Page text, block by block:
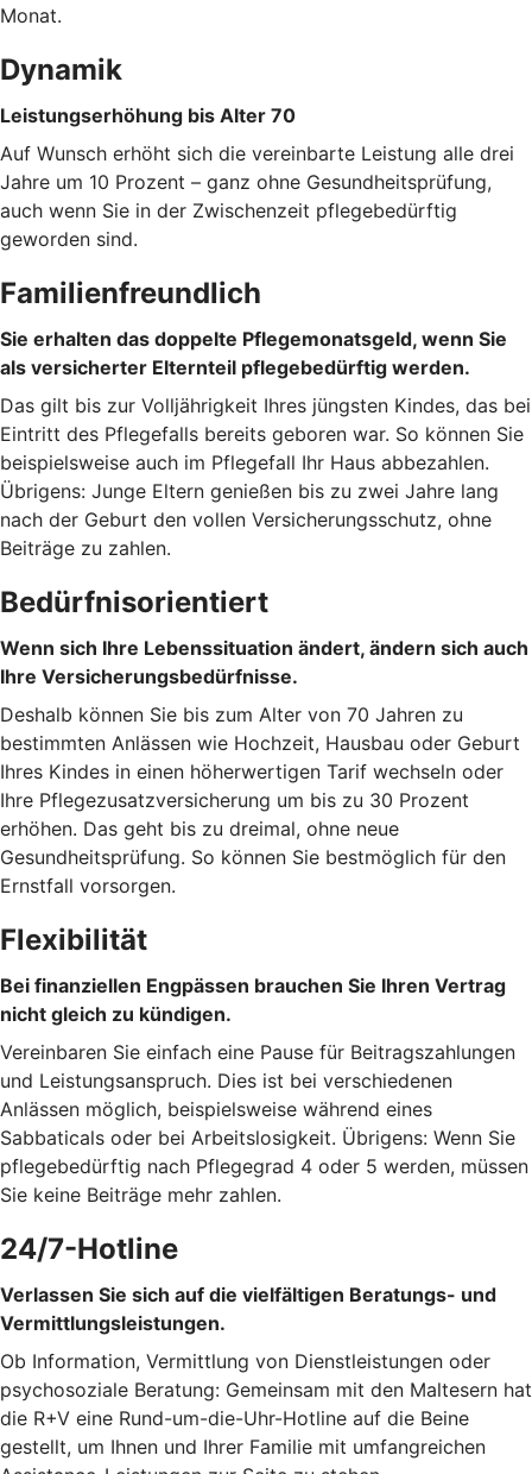
Monat.
Dynamik
Leistungserhöhung bis Alter 70
Auf Wunsch erhöht sich die vereinbarte Leistung alle drei
Jahre um 10 Prozent – ganz ohne Gesundheitsprüfung,
auch wenn Sie in der Zwischenzeit pflegebedürftig
geworden sind.
Familienfreundlich
Sie erhalten das doppelte Pflegemonatsgeld, wenn Sie
als versicherter Elternteil pflegebedürftig werden.
Das gilt bis zur Volljährigkeit Ihres jüngsten Kindes, das bei
Eintritt des Pflegefalls bereits geboren war. So können Sie
beispielsweise auch im Pflegefall Ihr Haus abbezahlen.
Übrigens: Junge Eltern genießen bis zu zwei Jahre lang
nach der Geburt den vollen Versicherungsschutz, ohne
Beiträge zu zahlen.
Bedürfnisorientiert
Wenn sich Ihre Lebenssituation ändert, ändern sich auch
Ihre Versicherungsbedürfnisse.
Deshalb können Sie bis zum Alter von 70 Jahren zu
bestimmten Anlässen wie Hochzeit, Hausbau oder Geburt
Ihres Kindes in einen höherwertigen Tarif wechseln oder
Ihre Pflegezusatzversicherung um bis zu 30 Prozent
erhöhen. Das geht bis zu dreimal, ohne neue
Gesundheitsprüfung. So können Sie bestmöglich für den
Ernstfall vorsorgen.
Flexibilität
Bei finanziellen Engpässen brauchen Sie Ihren Vertrag
nicht gleich zu kündigen.
Vereinbaren Sie einfach eine Pause für Beitragszahlungen
und Leistungsanspruch. Dies ist bei verschiedenen
Anlässen möglich, beispielsweise während eines
Sabbaticals oder bei Arbeitslosigkeit. Übrigens: Wenn Sie
pflegebedürftig nach Pflegegrad 4 oder 5 werden, müssen
Sie keine Beiträge mehr zahlen.
24/7-Hotline
Verlassen Sie sich auf die vielfältigen Beratungs- und
Vermittlungsleistungen.
Ob Information, Vermittlung von Dienstleistungen oder
psychosoziale Beratung: Gemeinsam mit den Maltesern hat
die R+V eine Rund-um-die-Uhr-Hotline auf die Beine
gestellt, um Ihnen und Ihrer Familie mit umfangreichen